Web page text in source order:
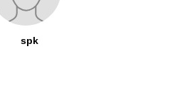
spk